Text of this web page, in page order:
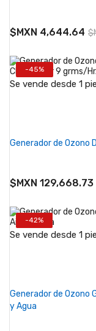
$MXN 4,644.64
-45%
Se vende desde 1
Generador de Ozono
$MXN 129,668.73
-42%
Se vende desde 1
Generador de Ozono
y Agua